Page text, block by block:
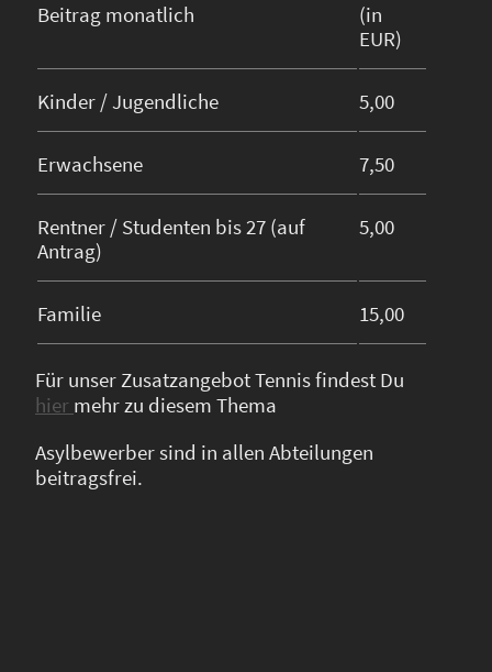
Beitrag monatlich
(in
EUR)
Kinder / Jugendliche 5,00
Erwachsene 7,50
Rentner / Studenten bis 27 (auf
Antrag)
5,00
Familie 15,00
Für unser Zusatzangebot Tennis findest Du
hier mehr zu diesem Thema
Asylbewerber sind in allen Abteilungen
beitragsfrei.